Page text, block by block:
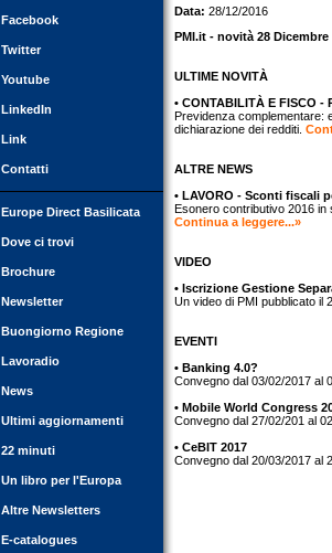
Facebook
Twitter
Youtube
LinkedIn
Link
Contatti
Europe Direct Basilicata
Dove ci trovi
Brochure
Newsletter
Buongiorno Regione
Lavoradio
News
Ultimi aggiornamenti
22 minuti
Un libro per l'Europa
Altre Newsletters
E-catalogues
Data: 28/12/2016
PMI.it - novità 28 Dicembre
ULTIME NOVITÀ
• CONTABILITÀ E FISCO
Previdenza complementare:
dichiarazione dei redditi.
ALTRE NEWS
• LAVORO - Sconti fiscali
Esonero contributivo 2016
Continua a leggere...»
VIDEO
• Iscrizione Gestione
Un video di PMI pubblicato il
EVENTI
• Banking 4.0?
Convegno dal 03/02/2017 al
• Mobile World Congress
Convegno dal 27/02/201 al
• CeBIT 2017
Convegno dal 20/03/2017 al